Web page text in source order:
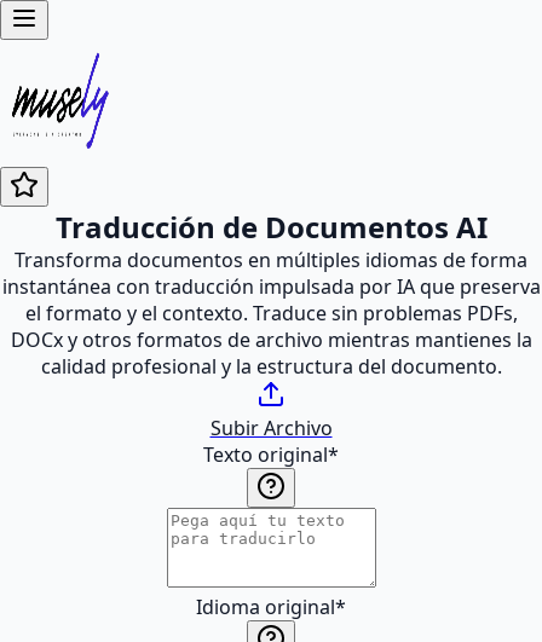
Traducción de Documentos AI
Transforma documentos en múltiples idiomas de forma
instantánea con traducción impulsada por IA que preserva
el formato y el contexto. Traduce sin problemas PDFs,
DOCx y otros formatos de archivo mientras mantienes la
calidad profesional y la estructura del documento.
Subir Archivo
Texto original*
Idioma original*